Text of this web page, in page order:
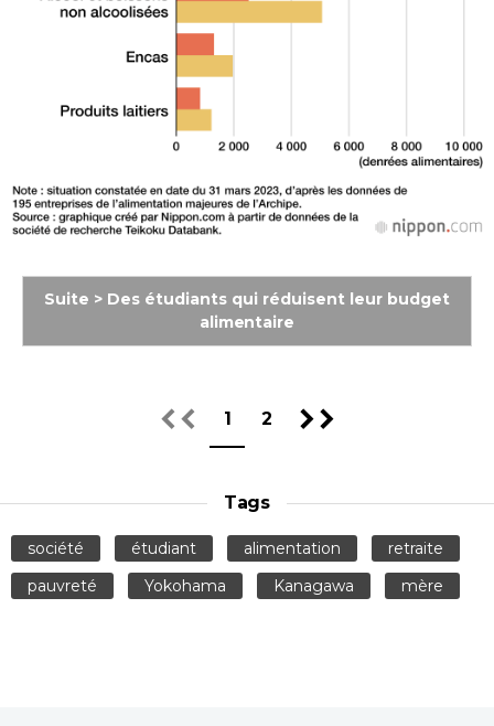
Suite > Des étudiants qui réduisent leur budget
alimentaire
1 2
Tags
société étudiant alimentation
retraite
pauvreté
Yokohama Kanagawa mère